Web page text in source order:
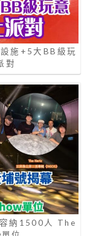
施+5大BB級玩
對
納1500人 The